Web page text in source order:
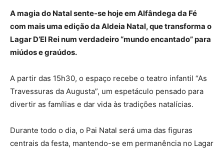
A magia do Natal sente-se hoje em Alfândega da Fé
com mais uma edição da Aldeia Natal, que transforma o
Lagar D’El Rei num verdadeiro “mundo encantado” para
miúdos e graúdos.
A partir das 15h30, o espaço recebe o teatro infantil “As
Travessuras da Augusta”, um espetáculo pensado para
divertir as famílias e dar vida às tradições natalícias.
Durante todo o dia, o Pai Natal será uma das figuras
centrais da festa, mantendo-se em permanência no Lagar